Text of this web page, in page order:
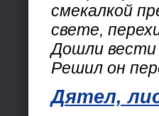
смекалкой
свете,
Дошли вести
Решил он
Дятел,